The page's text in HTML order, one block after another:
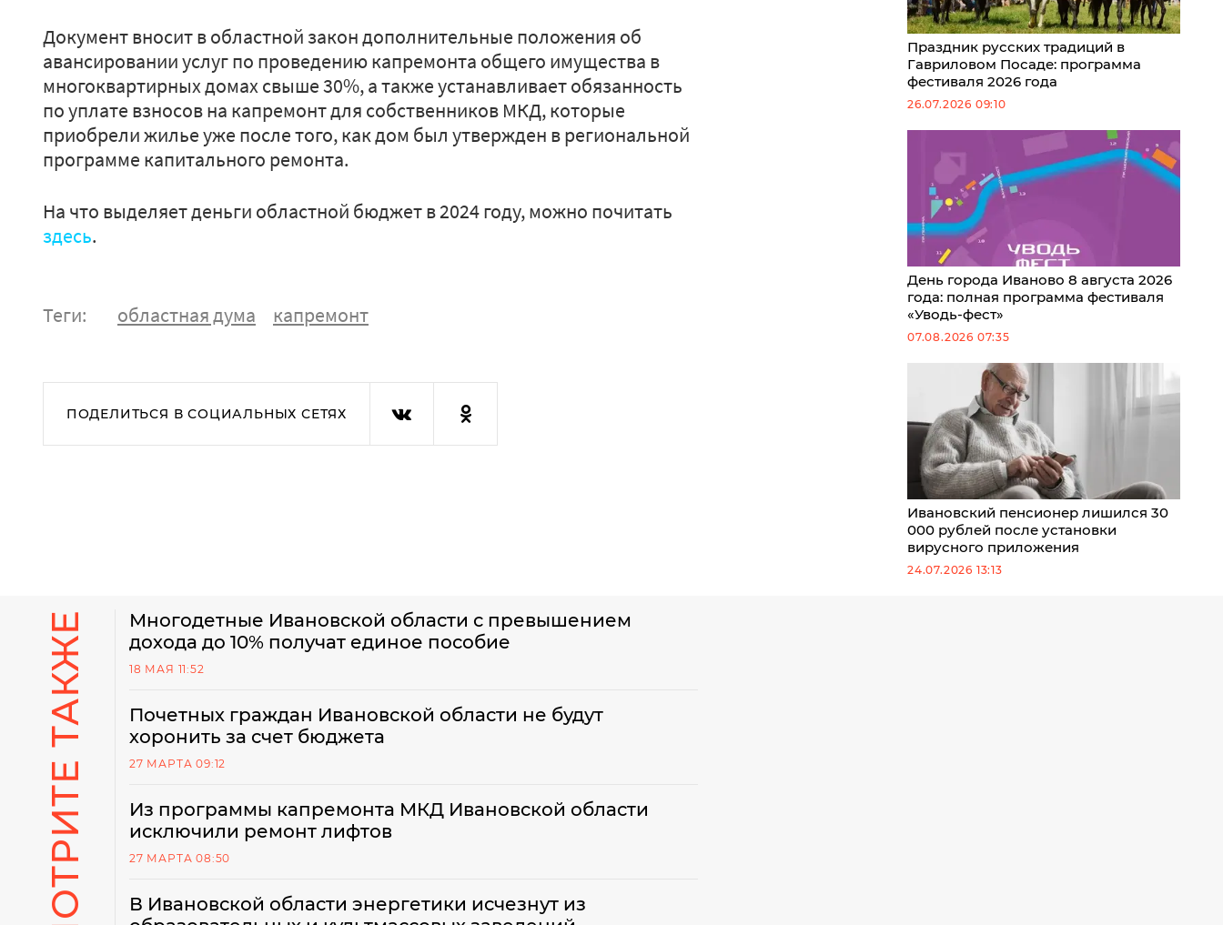
Документ вносит в областной закон дополнительные положения об
авансировании услуг по проведению капремонта общего имущества в
многоквартирных домах свыше 30%, а также устанавливает обязанность
по уплате взносов на капремонт для собственников МКД, которые
приобрели жилье уже после того, как дом был утвержден в региональной
программе капитального ремонта.
На что выделяет деньги областной бюджет в 2024 году, можно почитать
здесь.
Теги: областная дума капремонт
ПОДЕЛИТЬСЯ В СОЦИАЛЬНЫХ СЕТЯХ
Праздник русских традиций в
Гавриловом Посаде: программа
фестиваля 2026 года
26.07.2026 09:10
День города Иваново 8 августа 2026
года: полная программа фестиваля
«Уводь-фест»
07.08.2026 07:35
Ивановский пенсионер лишился 30
000 рублей после установки
вирусного приложения
24.07.2026 13:13
СМОТРИТЕ ТАКЖЕ
Многодетные Ивановской области с превышением
дохода до 10% получат единое пособие
18 МАЯ 11:52
Почетных граждан Ивановской области не будут
хоронить за счет бюджета
27 МАРТА 09:12
Из программы капремонта МКД Ивановской области
исключили ремонт лифтов
27 МАРТА 08:50
В Ивановской области энергетики исчезнут из